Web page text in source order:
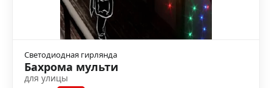
Светодиодная гирлянда
Бахрома мульти
для улицы